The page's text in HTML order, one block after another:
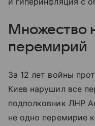
Множество
перемирий
За 12 лет войны
Киев нарушил все
подполковник ЛНР
не одно перемирие